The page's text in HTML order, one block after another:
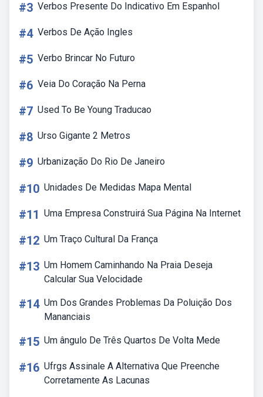
#3 Verbos Presente Do Indicativo Em Espanhol
#4 Verbos De Ação Ingles
#5 Verbo Brincar No Futuro
#6 Veia Do Coração Na Perna
#7 Used To Be Young Traducao
#8 Urso Gigante 2 Metros
#9 Urbanização Do Rio De Janeiro
#10 Unidades De Medidas Mapa Mental
#11 Uma Empresa Construirá Sua Página Na Internet
#12 Um Traço Cultural Da França
#13 Um Homem Caminhando Na Praia Deseja
Calcular Sua Velocidade
#14 Um Dos Grandes Problemas Da Poluição Dos
Mananciais
#15 Um ângulo De Três Quartos De Volta Mede
#16 Ufrgs Assinale A Alternativa Que Preenche
Corretamente As Lacunas